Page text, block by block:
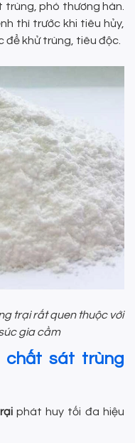
trùng, phó thương hàn.
thì trước khi tiêu hủy,
để khử trùng, tiêu độc.
trại rất quen thuộc với
gia cầm
chất sát trùng
phát huy tối đa hiệu